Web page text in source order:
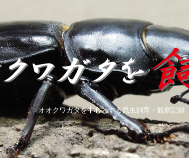
オオクワガタを中心とする昆虫飼育・観察記録